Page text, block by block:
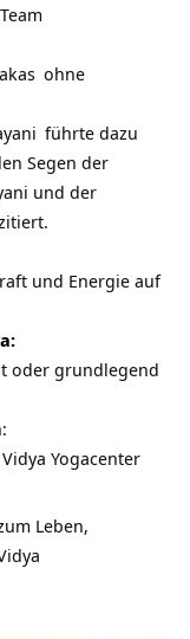
ohne
führte dazu
Segen der
und der
und Energie auf
oder grundlegend
Yogacenter
Leben,